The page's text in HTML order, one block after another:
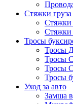
Стяжки груза
Стяжки
Стяжки
Тросы
Тросы
Тросы
Тросы
Уход за авто
Замша